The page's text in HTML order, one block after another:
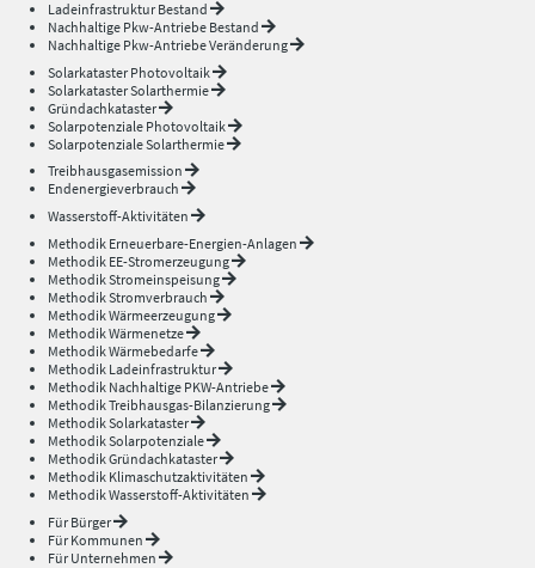
Ladeinfrastruktur Bestand
Nachhaltige Pkw-Antriebe Bestand
Nachhaltige Pkw-Antriebe Veränderung
Solarkataster Photovoltaik
Solarkataster Solarthermie
Gründachkataster
Solarpotenziale Photovoltaik
Solarpotenziale Solarthermie
Treibhausgasemission
Endenergieverbrauch
Wasserstoff-Aktivitäten
Methodik Erneuerbare-Energien-Anlagen
Methodik EE-Stromerzeugung
Methodik Stromeinspeisung
Methodik Stromverbrauch
Methodik Wärmeerzeugung
Methodik Wärmenetze
Methodik Wärmebedarfe
Methodik Ladeinfrastruktur
Methodik Nachhaltige PKW-Antriebe
Methodik Treibhausgas-Bilanzierung
Methodik Solarkataster
Methodik Solarpotenziale
Methodik Gründachkataster
Methodik Klimaschutzaktivitäten
Methodik Wasserstoff-Aktivitäten
Für Bürger
Für Kommunen
Für Unternehmen